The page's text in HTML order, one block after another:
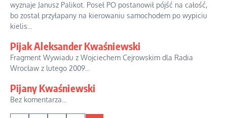
wyznaje Janusz Palikot. Poseł PO postanowił pójść na całość,
bo został przyłapany na kierowaniu samochodem po wypiciu
kielis...
Pijak Aleksander Kwaśniewski
Fragment Wywiadu z Wojciechem Cejrowskim dla Radia
Wrocław z lutego 2009...
Pijany Kwaśniewski
Bez komentarza...